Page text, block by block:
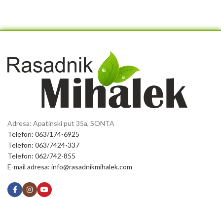
Adresa: Apatinski put 35a, SONTA
Telefon: 063/174-6925
Telefon: 063/7424-337
Telefon: 062/742-855
E-mail adresa: info@rasadnikmihalek.com